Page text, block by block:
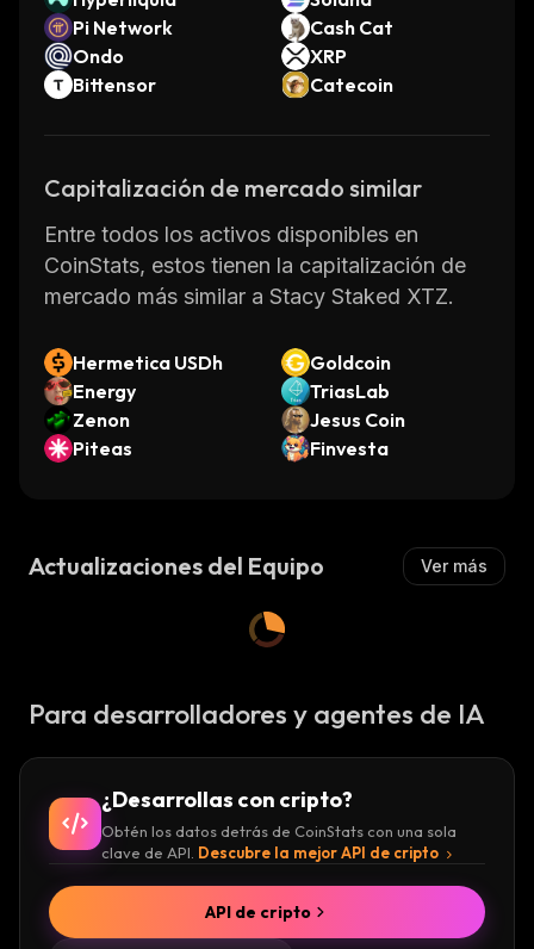
Pi Network
Cash Cat
Ondo
XRP
Bittensor
Catecoin
Capitalización de mercado similar
Entre todos los activos disponibles en
CoinStats, estos tienen la capitalización de
mercado más similar a Stacy Staked XTZ.
Hermetica USDh
Goldcoin
Energy
TriasLab
Zenon
Jesus Coin
Piteas
Finvesta
Actualizaciones del Equipo Ver más
Para desarrolladores y agentes de IA
¿Desarrollas con cripto?
Obtén los datos detrás de CoinStats con una sola
clave de API. Descubre la mejor API de cripto
API de cripto